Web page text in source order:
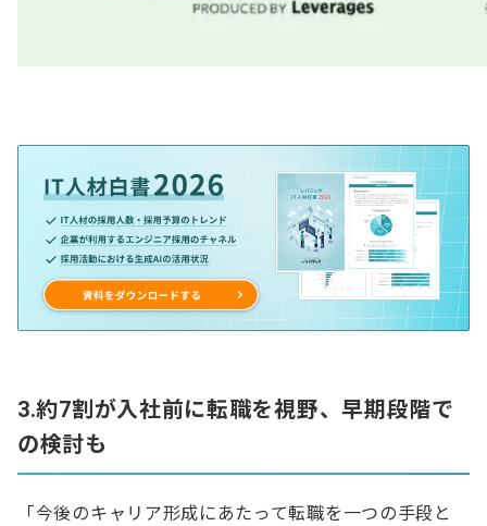
3.約7割が入社前に転職を視野、早期段階で
の検討も
「今後のキャリア形成にあたって転職を一つの手段と